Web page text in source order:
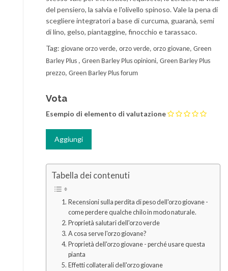
del pensiero, la salvia e l'olivello spinoso. Vale la pena di
scegliere integratori a base di curcuma, guaranà, semi
di lino, gelso, piantaggine, finocchio e tarassaco.
Tag: giovane orzo verde, orzo verde, orzo giovane, Green
Barley Plus , Green Barley Plus opinioni, Green Barley Plus
prezzo, Green Barley Plus forum
Vota
Esempio di elemento di valutazione
Tabella dei contenuti
Recensioni sulla perdita di peso dell'orzo giovane -
come perdere qualche chilo in modo naturale.
Proprietà salutari dell'orzo verde
A cosa serve l'orzo giovane?
Proprietà dell'orzo giovane - perché usare questa
pianta
Effetti collaterali dell'orzo giovane